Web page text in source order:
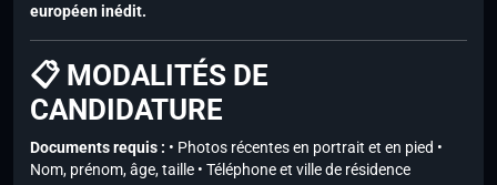
européen inédit.
📋 MODALITÉS DE
CANDIDATURE
Documents requis : • Photos récentes en portrait et en pied •
Nom, prénom, âge, taille • Téléphone et ville de résidence